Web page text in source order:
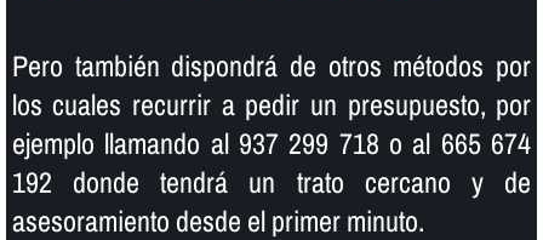
Pero también dispondrá de otros métodos por
los cuales recurrir a pedir un presupuesto, por
ejemplo llamando al 937 299 718 o al 665 674
192 donde tendrá un trato cercano y de
asesoramiento desde el primer minuto.